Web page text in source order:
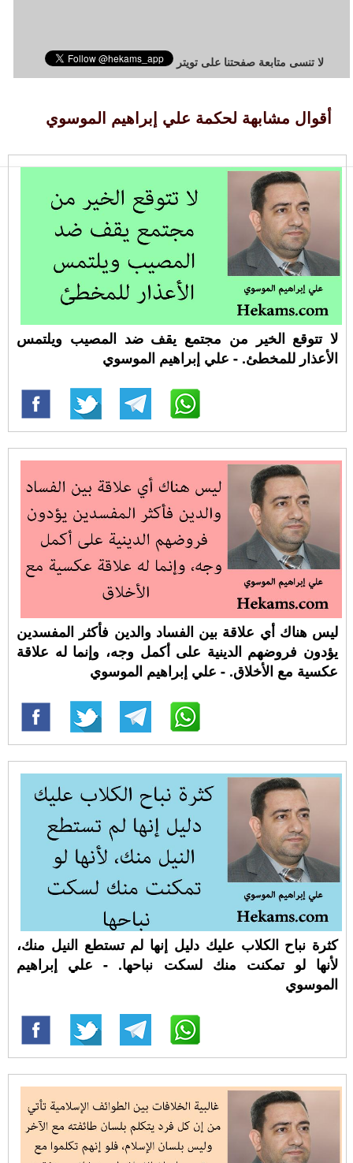
لا تنسى متابعة صفحتنا على تويتر
أقوال مشابهة لحكمة علي إبراهيم الموسوي
لا تتوقع الخير من مجتمع يقف ضد المصيب ويلتمس
الأعذار للمخطئ. - علي إبراهيم الموسوي
ليس هناك أي علاقة بين الفساد والدين فأكثر المفسدين
يؤدون فروضهم الدينية على أكمل وجه، وإنما له علاقة
عكسية مع الأخلاق. - علي إبراهيم الموسوي
كثرة نباح الكلاب عليك دليل إنها لم تستطع النيل منك،
لأنها لو تمكنت منك لسكت نباحها. - علي إبراهيم
الموسوي